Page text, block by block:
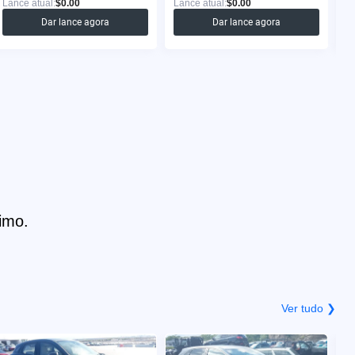
Lance atual:$0.00
Dar lance agora
Lance atual:$0.00
Dar lance agora
Ver tudo ❯